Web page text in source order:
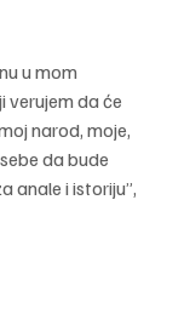
u mom
verujem da će
narod, moje,
da bude
anale i istoriju”,